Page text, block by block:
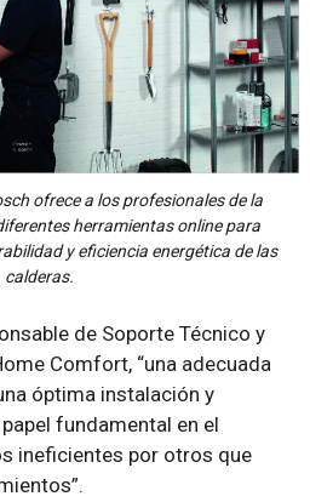
ofrece a los profesionales de la
herramientas online para
y eficiencia energética de las
calderas.
de Soporte Técnico y
Comfort, “una adecuada
óptima instalación y
fundamental en el
ineficientes por otros que